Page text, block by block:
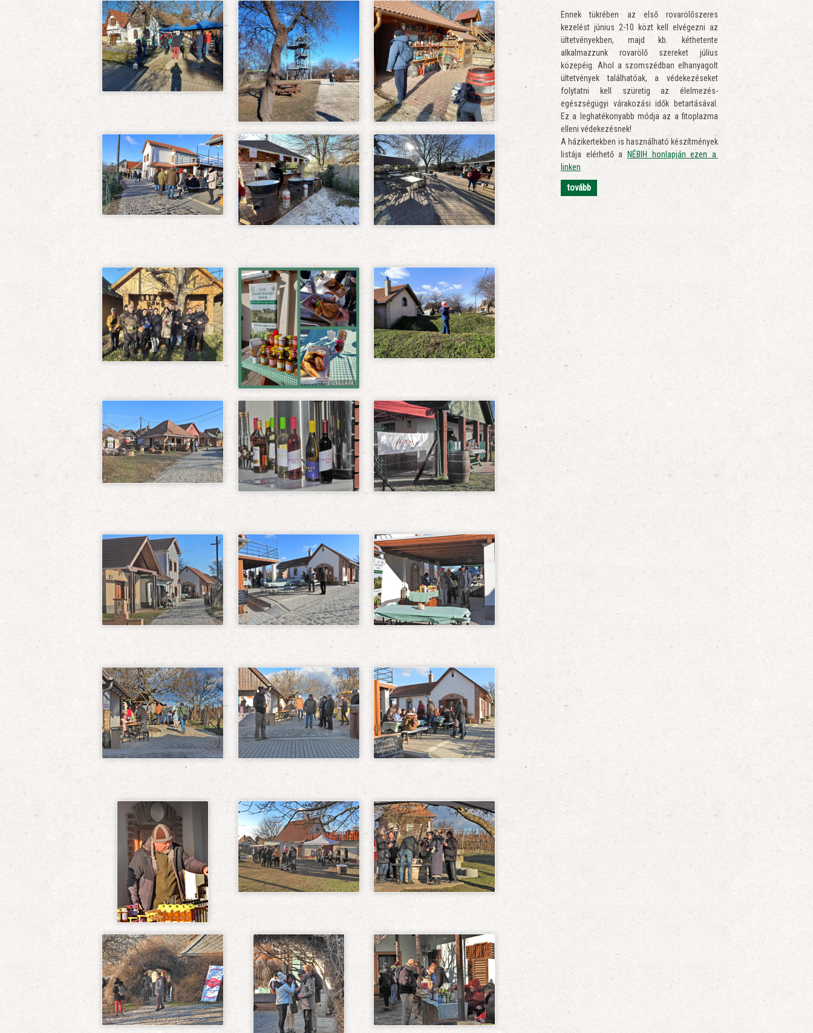
Ennek tükrében az első rovarölőszeres
kezelést június 2-10 közt kell elvégezni az
ültetvényekben, majd kb. kéthetente
alkalmazzunk rovarölő szereket július
közepéig. Ahol a szomszédban elhanyagolt
ültetvények találhatóak, a védekezéseket
folytatni kell szüretig az élelmezés-
egészségügyi várakozási idők betartásával.
Ez a leghatékonyabb módja az a fitoplazma
elleni védekezésnek!
A házikertekben is használható készítmények
listája elérhető a
NÉBIH honlapján ezen a
linken
tovább